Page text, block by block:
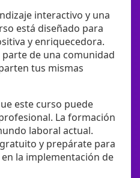
interactivo y una
está diseñado para
y enriquecedora.
de una comunidad
tus mismas
este curso puede
La formación
laboral actual.
y prepárate para
la implementación de